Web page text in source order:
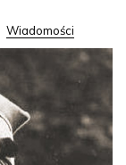
Wiadomości